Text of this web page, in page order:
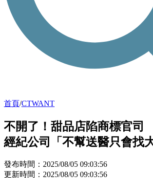
首頁/CTWANT
不開了！甜品店陷商標官
經紀公司「不幫送醫只會找
發布時間：2025/08/05 09:03:56
更新時間：2025/08/05 09:03:56